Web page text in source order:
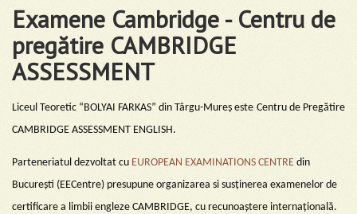
Examene Cambridge - Centru de
pregătire CAMBRIDGE
ASSESSMENT
Liceul Teoretic “BOLYAI FARKAS” din Târgu-Mureș este Centru de Pregătire
CAMBRIDGE ASSESSMENT ENGLISH.
Parteneriatul dezvoltat cu EUROPEAN EXAMINATIONS CENTRE din
București (EECentre) presupune organizarea si susținerea examenelor de
certificare a limbii engleze CAMBRIDGE, cu recunoaștere internațională.